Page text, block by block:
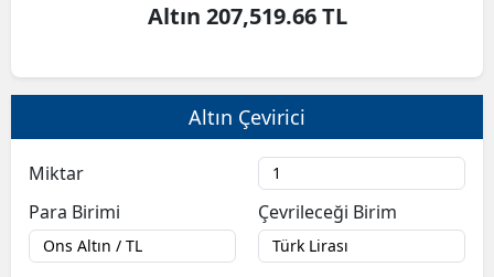
Altın 207,519.66 TL
Altın Çevirici
Miktar
Para Birimi
Çevrileceği Birim